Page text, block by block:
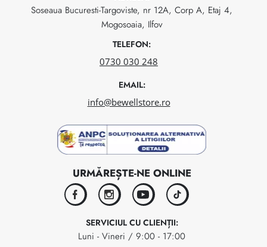
Soseaua Bucuresti-Targoviste, nr 12A, Corp A, Etaj 4,
Mogosoaia, Ilfov
TELEFON:
0730 030 248
EMAIL:
info@bewellstore.ro
URMĂREȘTE-NE ONLINE
facebookinstagramyoutubetiktok
SERVICIUL CU CLIENȚII:
Luni - Vineri / 9:00 - 17:00